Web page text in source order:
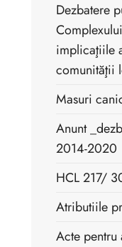
Dezbatere
implicaţiile
comunităţii
Masuri
Anunt
2014-2020
HCL 217/
Atributiile
Acte